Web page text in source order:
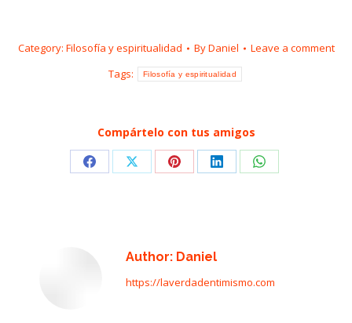
Category: Filosofía y espiritualidad ByDaniel
Leave a comment
Tags:
Filosofía y espiritualidad
Compártelo con tus amigos
Share Share Share Share Share
Author: Daniel
https://laverdadentimismo.com